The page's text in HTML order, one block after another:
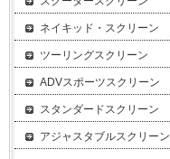
ネイキッド・スクリーン
ツーリングスクリーン
ADVスポーツスクリーン
スタンダードスクリーン
アジャスタブルスクリーン